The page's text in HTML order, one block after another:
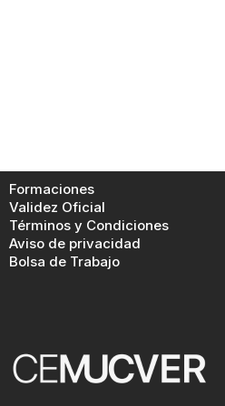
Formaciones
Validez Oficial
Términos y Condiciones
Aviso de privacidad
Bolsa de Trabajo